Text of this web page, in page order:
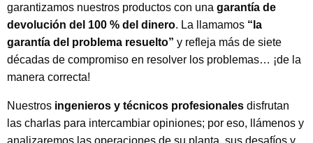
garantizamos nuestros productos con una garantía de
devolución del 100 % del dinero. La llamamos “la
garantía del problema resuelto” y refleja más de siete
décadas de compromiso en resolver los problemas… ¡de la
manera correcta!
Nuestros ingenieros y técnicos profesionales disfrutan
las charlas para intercambiar opiniones; por eso, llámenos y
analizaremos las operaciones de su planta, sus desafíos y